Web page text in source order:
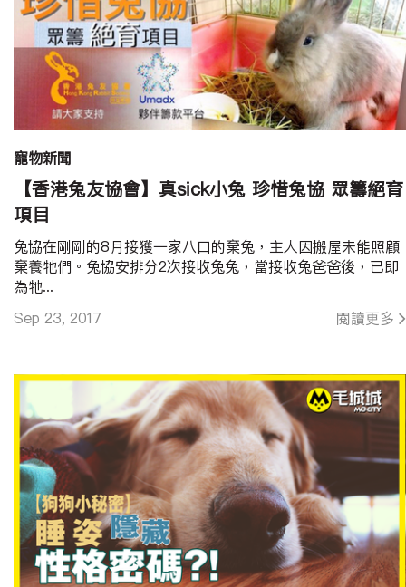
寵物新聞
【香港兔友協會】真sick小兔 珍惜兔協 眾籌絕育
項目
Sep 23, 2017 閱讀更多
兔協在剛剛的8月接獲一家八口的棄兔，主人因搬屋未能照顧
棄養牠們。兔協安排分2次接收兔兔，當接收兔爸爸後，已即
為牠...